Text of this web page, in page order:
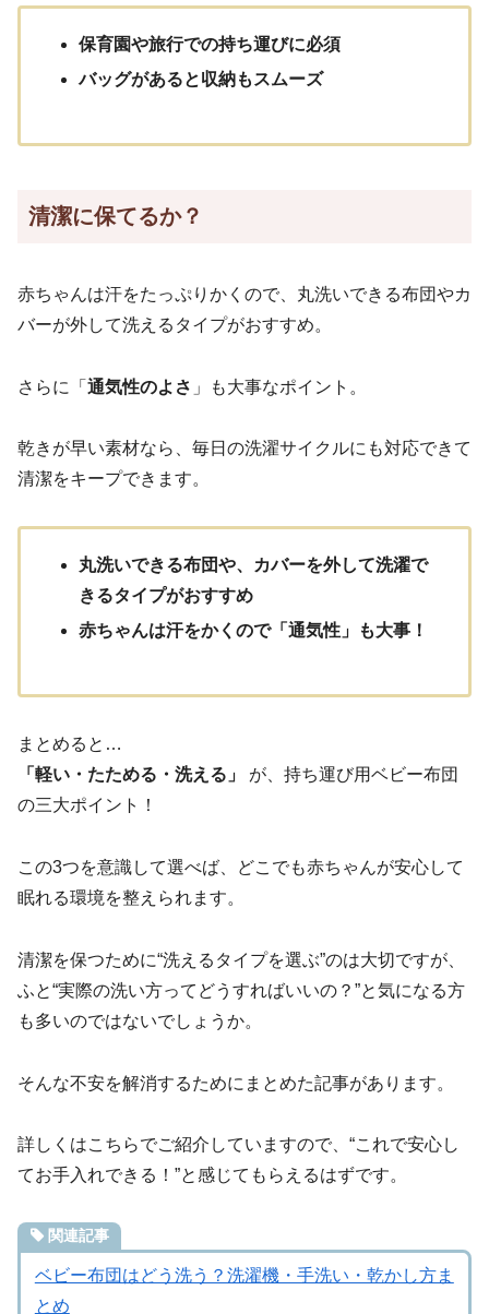
保育園や旅行での持ち運びに必須
バッグがあると収納もスムーズ
清潔に保てるか？
赤ちゃんは汗をたっぷりかくので、丸洗いできる布団やカ
バーが外して洗えるタイプがおすすめ。
さらに「 通気性のよさ 」も大事なポイント。
乾きが早い素材なら、毎日の洗濯サイクルにも対応できて
清潔をキープできます。
丸洗いできる布団や、カバーを外して洗濯で
きるタイプがおすすめ
赤ちゃんは汗をかくので「通気性」も大事！
まとめると…
「軽い・たためる・洗える」
が、持ち運び用ベビー布団
の三大ポイント！
この3つを意識して選べば、どこでも赤ちゃんが安心して
眠れる環境を整えられます。
清潔を保つために“洗えるタイプを選ぶ”のは大切ですが、
ふと“実際の洗い方ってどうすればいいの？”と気になる方
も多いのではないでしょうか。
そんな不安を解消するためにまとめた記事があります。
詳しくはこちらでご紹介していますので、“これで安心し
てお手入れできる！”と感じてもらえるはずです。
関連記事
ベビー布団はどう洗う？洗濯機・手洗い・乾かし方ま
とめ